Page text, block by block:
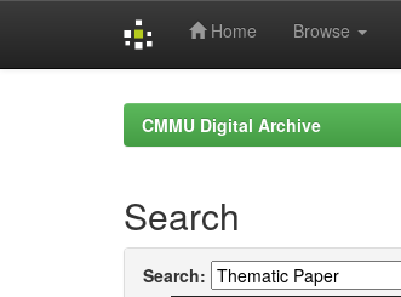
Home Browse
CMMU Digital Archive
Search
Search: